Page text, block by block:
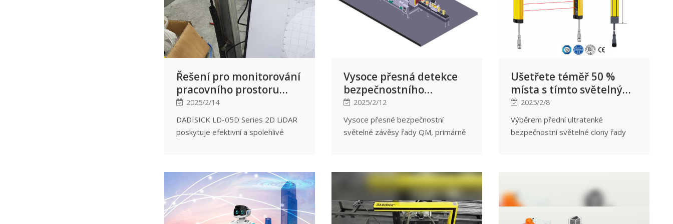
podporu pro moderní průmyslovou
automatizaci a logistiku.
Řešení pro monitorování
pracovního prostoru
hydraulického válce a
vyhýbání se překážkám
2025/2/14
DADISICK LD-05D Series 2D LiDAR
poskytuje efektivní a spolehlivé
Vysoce přesná detekce
bezpečnostního
světelného závěsu řady
QM s rozlišením až 2,5
mm
2025/2/12
Vysoce přesné bezpečnostní
světelné závěsy řady QM, primárně
Ušetřete téměř 50 %
místa s tímto světelným
závěsem!
2025/2/8
Výběrem přední ultratenké
bezpečnostní světelné clony řady